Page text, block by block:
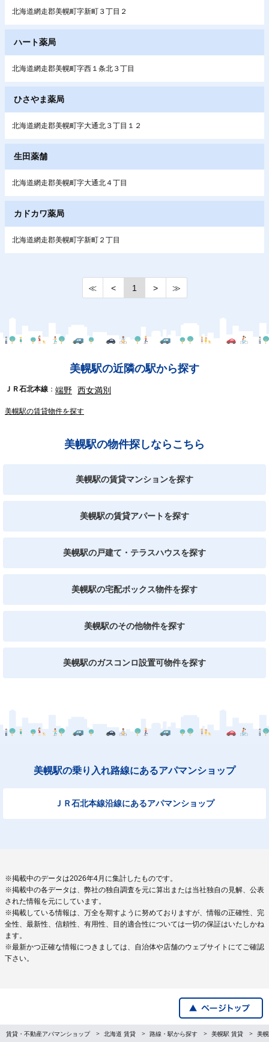
北海道網走郡美幌町字新町３丁目２
ハート薬局
北海道網走郡美幌町字西１条北３丁目
ひさやま薬局
北海道網走郡美幌町字大通北３丁目１２
生田薬舗
北海道網走郡美幌町字大通北４丁目
カドカワ薬局
北海道網走郡美幌町字新町２丁目
≪ < 1 > ≫
美幌駅の近隣の駅から探す
ＪＲ石北本線 端野 西女満別
美幌駅の賃貸物件を探す
美幌駅の物件探しならこちら
美幌駅の賃貸マンションを探す
美幌駅の賃貸アパートを探す
美幌駅の戸建て・テラスハウスを探す
美幌駅の宅配ボックス物件を探す
美幌駅のその他物件を探す
美幌駅のガスコンロ設置可物件を探す
美幌駅の乗り入れ路線にあるアパマンショップ
ＪＲ石北本線沿線にあるアパマンショップ
※掲載中のデータは2026年4月に集計したものです。
※掲載中の各データは、弊社の独自調査を元に算出または当社独自の見解、公表
された情報を元にしています。
※掲載している情報は、万全を期すように努めておりますが、情報の正確性、完
全性、最新性、信頼性、有用性、目的適合性については一切の保証はいたしかね
ます。
※最新かつ正確な情報につきましては、自治体や店舗のウェブサイトにてご確認
下さい。
賃貸・不動産アパマンショップ 北海道 賃貸 路線・駅から探す 美幌駅 賃貸 美